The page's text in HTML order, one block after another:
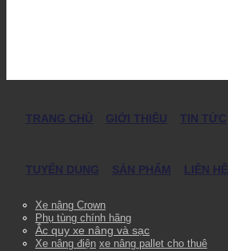
TRANG CHỦ GIỚI THIỆU TIN TỨC
TUYỂN DỤNG SẢN PHẨM LIÊN HỆ
Xe nâng Crown
Phụ tùng chính hãng
Ắc quy xe nâng và sạc
Xe nâng điện xe nâng pallet cho thuê